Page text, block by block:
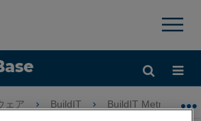
×
展開/折りたたむ
ェア BuildIT BuildIT Metrology